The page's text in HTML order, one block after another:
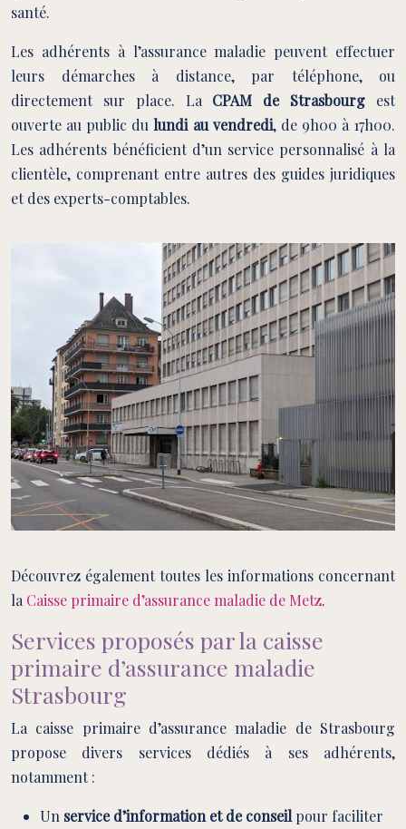
santé.
Les adhérents à l’assurance maladie peuvent effectuer
leurs démarches à distance, par téléphone, ou
directement sur place. La CPAM de Strasbourg est
ouverte au public dulundi au vendredi, de 9h00 à 17h00.
Les adhérents bénéficient d’un service personnalisé à la
clientèle, comprenant entre autres des guides juridiques
et des experts-comptables.
Découvrez également toutes les informations concernant
la Caisse primaire d’assurance maladie de Metz.
Services proposés par la caisse
primaire d’assurance maladie
Strasbourg
La caisse primaire d’assurance maladie de Strasbourg
propose divers services dédiés à ses adhérents,
notamment :
Un service d’information et de conseil pour faciliter